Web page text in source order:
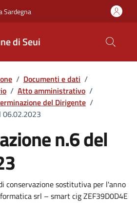
Sardegna
di Seui
/ Documenti e dati /
/ Atto amministrativo /
del Dirigente /
06.02.2023
n.6 del
conservazione sostitutiva per l'anno
srl – smart cig ZEF39D0D4E